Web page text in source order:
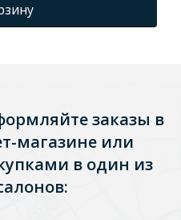
заказы в
магазине или
в один из